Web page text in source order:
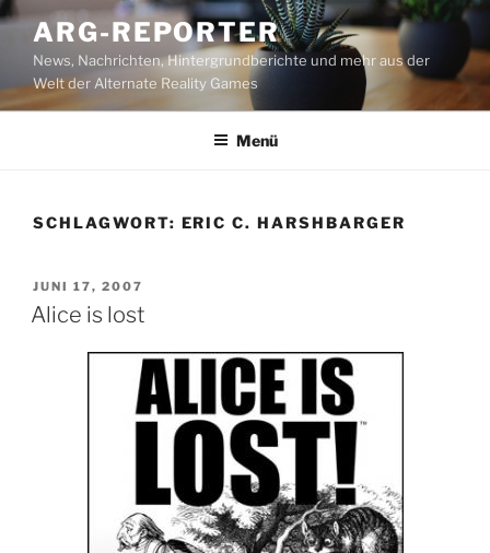
Zum
Inhalt
springen
ARG-REPORTER
News, Nachrichten, Hintergrundberichte und mehr aus der
Welt der Alternate Reality Games
Menü
SCHLAGWORT: ERIC C. HARSHBARGER
VERÖFFENTLICHT
AM
JUNI 17, 2007
Alice is lost